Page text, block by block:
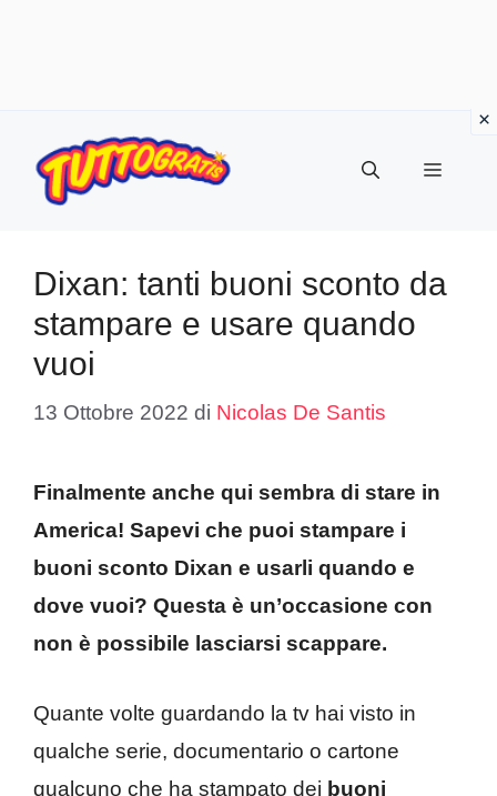
contenuto
Menu
Dixan: tanti buoni sconto da
stampare e usare quando
vuoi
13 Ottobre 2022 di Nicolas De Santis
Finalmente anche qui sembra di stare in
America! Sapevi che puoi stampare i
buoni sconto Dixan e usarli quando e
dove vuoi? Questa è un’occasione con
non è possibile lasciarsi scappare.
Quante volte guardando la tv hai visto in
qualche serie, documentario o cartone
qualcuno che ha stampato dei buoni